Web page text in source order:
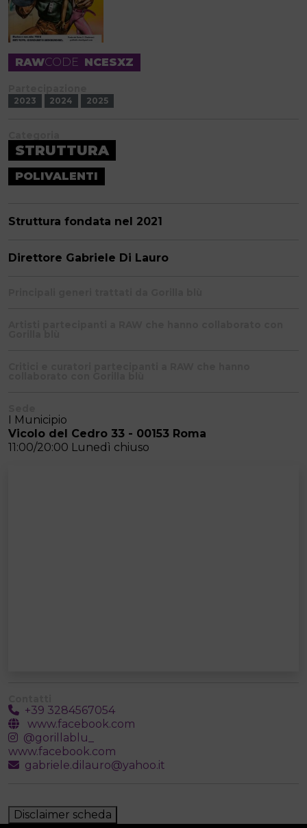
RAWCODE NCESXZ
2023 2024 2025
STRUTTURA
POLIVALENTI
Struttura fondata nel 2021
Direttore Gabriele Di Lauro
I Municipio
Vicolo del Cedro 33 - 00153 Roma
11:00/20:00 Lunedì chiuso
+39 3284567054
www.facebook.com
@gorillablu_
www.facebook.com
gabriele.dilauro@yahoo.it
Disclaimer scheda